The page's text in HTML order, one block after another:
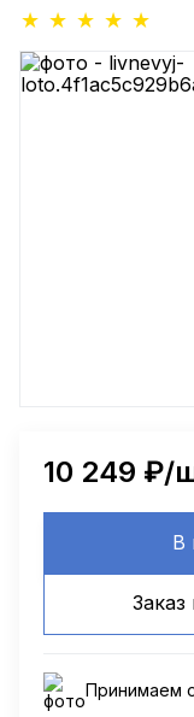
10 249 ₽/
В
Принимаем